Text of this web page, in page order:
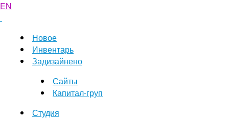
EN
Новое
Инвентарь
Задизайнено
Сайты
Капитал-груп
Студия